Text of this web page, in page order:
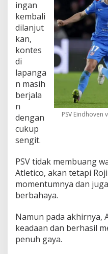
PSV Eindhoven
ingan
kembali
dilanjut
kan,
kontes
di
lapanga
n masih
berjala
n
dengan
cukup
sengit.
PSV tidak membuang
Atletico, akan tetapi
momentumnya dan
berbahaya.
Namun pada akhirnya,
keadaan dan berhasil
penuh gaya.